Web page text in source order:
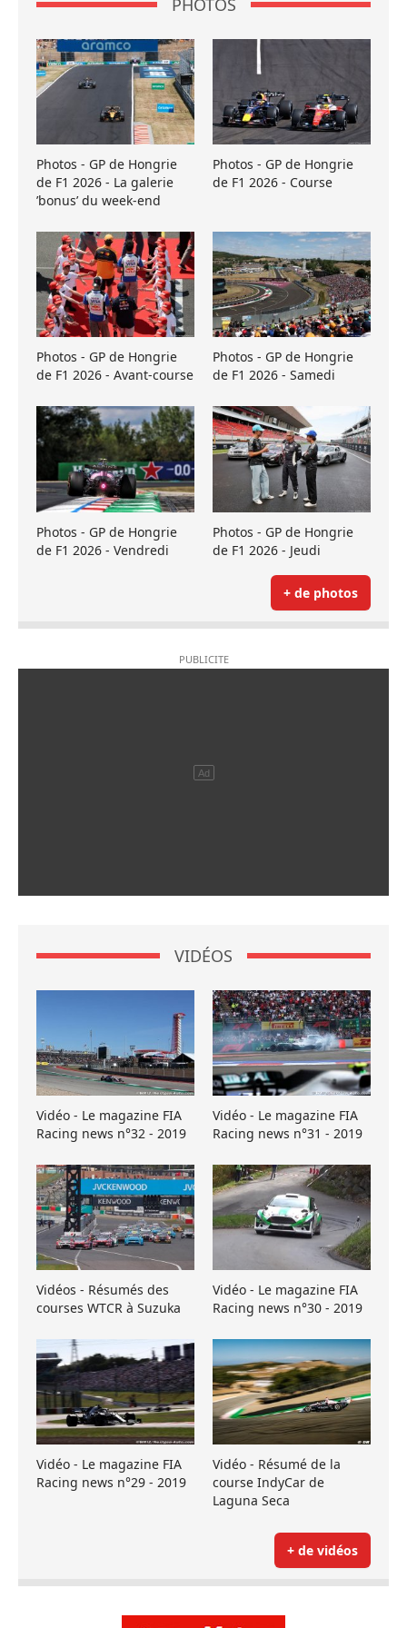
PHOTOS
Photos - GP de Hongrie
de F1 2026 - La galerie
’bonus’ du week-end
Photos - GP de Hongrie
de F1 2026 - Course
Photos - GP de Hongrie
de F1 2026 - Avant-course
Photos - GP de Hongrie
de F1 2026 - Samedi
Photos - GP de Hongrie
de F1 2026 - Vendredi
Photos - GP de Hongrie
de F1 2026 - Jeudi
+ de photos
VIDÉOS
Vidéo - Le magazine FIA
Racing news n°32 - 2019
Vidéo - Le magazine FIA
Racing news n°31 - 2019
Vidéos - Résumés des
courses WTCR à Suzuka
Vidéo - Le magazine FIA
Racing news n°30 - 2019
Vidéo - Le magazine FIA
Racing news n°29 - 2019
Vidéo - Résumé de la
course IndyCar de
Laguna Seca
+ de vidéos